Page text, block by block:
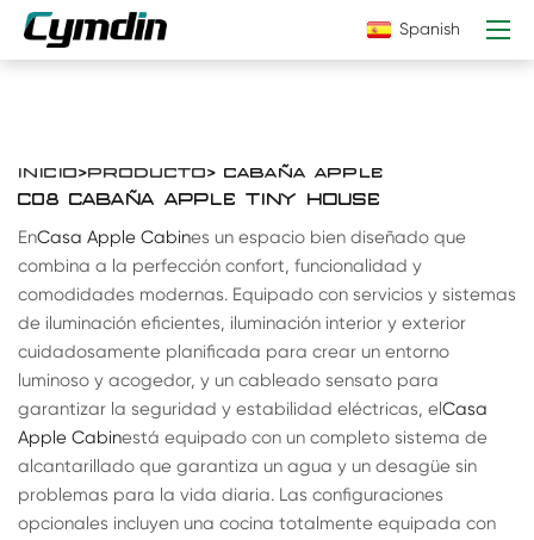
Spanish
INICIO>PRODUCTO> CABAÑA APPLE
C08 CABAÑA APPLE TINY HOUSE
EnCasa Apple Cabines un espacio bien diseñado que
combina a la perfección confort, funcionalidad y
comodidades modernas. Equipado con servicios y sistemas
de iluminación eficientes, iluminación interior y exterior
cuidadosamente planificada para crear un entorno
luminoso y acogedor, y un cableado sensato para
garantizar la seguridad y estabilidad eléctricas, elCasa
Apple Cabinestá equipado con un completo sistema de
alcantarillado que garantiza un agua y un desagüe sin
problemas para la vida diaria. Las configuraciones
opcionales incluyen una cocina totalmente equipada con